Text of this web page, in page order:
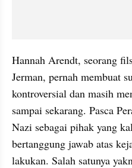
Hannah Arendt, seorang
Jerman, pernah membuat
kontroversial dan masih
sampai sekarang. Pasca
Nazi sebagai pihak yang
bertanggung jawab atas
lakukan. Salah satunya